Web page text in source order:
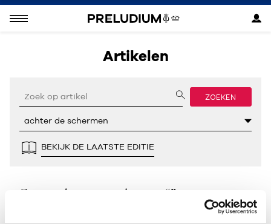
Artikelen
ZOEKEN
BEKIJK DE LAATSTE EDITIE
Geen resultaten gevonden voor “”.